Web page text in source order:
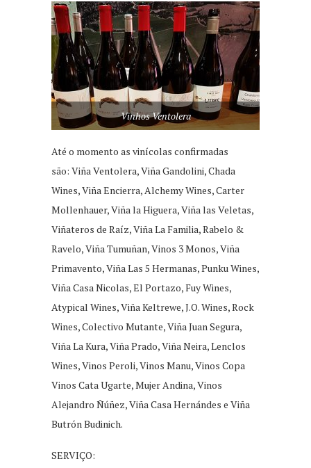
Vinhos Ventolera
Até o momento as vinícolas confirmadas
são: Viña Ventolera, Viña Gandolini, Chada
Wines, Viña Encierra, Alchemy Wines, Carter
Mollenhauer, Viña la Higuera, Viña las Veletas,
Viñateros de Raíz, Viña La Familia, Rabelo &
Ravelo, Viña Tumuñan, Vinos 3 Monos, Viña
Primavento, Viña Las 5 Hermanas, Punku Wines,
Viña Casa Nicolas, El Portazo, Fuy Wines,
Atypical Wines, Viña Keltrewe, J.O. Wines, Rock
Wines, Colectivo Mutante, Viña Juan Segura,
Viña La Kura, Viña Prado, Viña Neira, Lenclos
Wines, Vinos Peroli, Vinos Manu, Vinos Copa
Vinos Cata Ugarte, Mujer Andina, Vinos
Alejandro Ñúñez, Viña Casa Hernándes e Viña
Butrón Budinich.
SERVIÇO: